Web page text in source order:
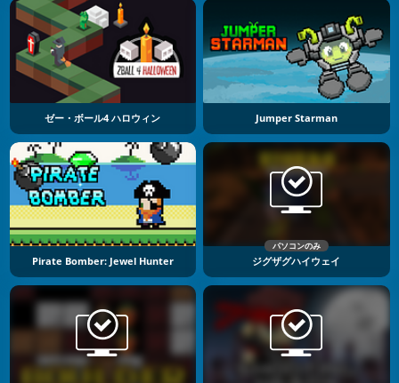
ゼー・ボール4 ハロウィン Jumper Starman
Pirate Bomber: Jewel Hunter
パソコンのみ
ジグザグハイウェイ